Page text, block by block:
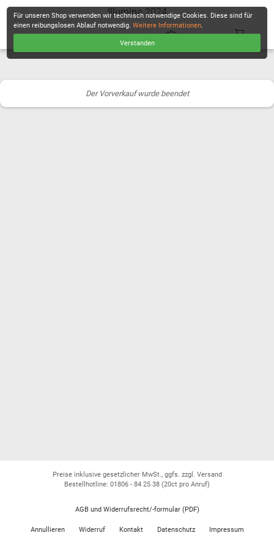
Illumina 2024
Der Vorverkauf wurde beendet
Für unseren Shop verwenden wir technisch notwendige Cookies. Diese sind für
einen reibungslosen Ablauf notwendig.Weitere Informationen.
Verstanden
Preise inklusive gesetzlicher MwSt., ggfs. zzgl. Versand
Bestellhotline: 01806 - 84 25 38 (20ct pro Anruf)
AGB und Widerrufsrecht/-formular (PDF)
Annullieren Widerruf Kontakt Datenschutz Impressum